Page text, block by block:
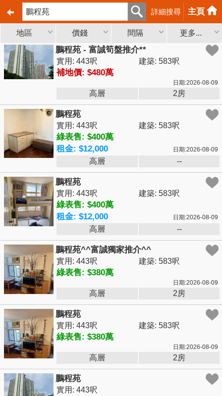
詳細搜尋 主頁
地區 價錢 間隔 更多...
鵬程苑 - 富誠筍盤推介**
實用: 443呎 建築: 583呎
補地價: $480萬
日期:2026-08-09
高層 2房
鵬程苑
實用: 443呎 建築: 583呎
綠表售: $400萬
租金: $12,000
日期:2026-08-09
高層 --
鵬程苑
實用: 443呎 建築: 583呎
綠表售: $400萬
租金: $12,000
日期:2026-08-09
高層 --
鵬程苑^^富誠獨家推介^^
實用: 443呎 建築: 583呎
綠表售: $380萬
日期:2026-08-09
高層 2房
鵬程苑
實用: 443呎 建築: 583呎
綠表售: $380萬
日期:2026-08-09
高層 2房
鵬程苑
實用: 443呎